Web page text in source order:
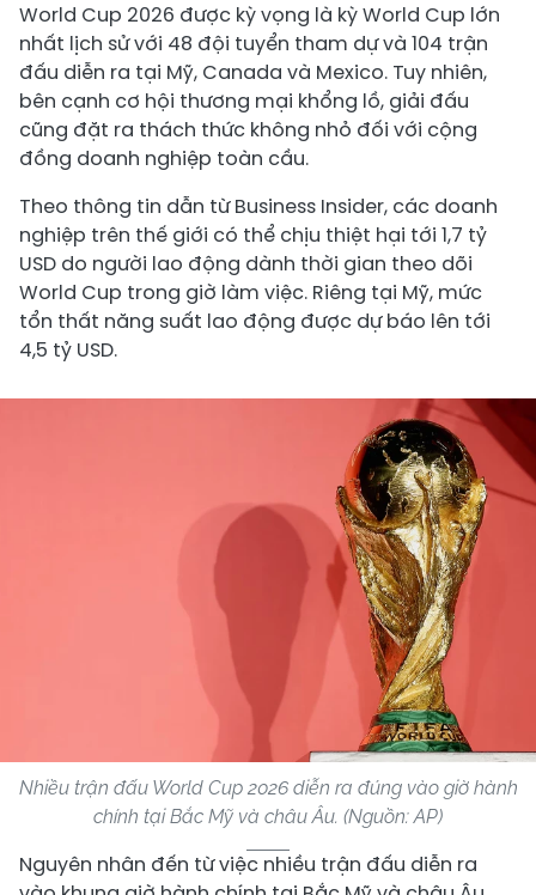
World Cup 2026 được kỳ vọng là kỳ World Cup lớn
nhất lịch sử với 48 đội tuyển tham dự và 104 trận
đấu diễn ra tại Mỹ, Canada và Mexico. Tuy nhiên,
bên cạnh cơ hội thương mại khổng lồ, giải đấu
cũng đặt ra thách thức không nhỏ đối với cộng
đồng doanh nghiệp toàn cầu.
Theo thông tin dẫn từ Business Insider, các doanh
nghiệp trên thế giới có thể chịu thiệt hại tới 1,7 tỷ
USD do người lao động dành thời gian theo dõi
World Cup trong giờ làm việc. Riêng tại Mỹ, mức
tổn thất năng suất lao động được dự báo lên tới
4,5 tỷ USD.
Nhiều trận đấu World Cup 2026 diễn ra đúng vào giờ hành
chính tại Bắc Mỹ và châu Âu. (Nguồn: AP)
Nguyên nhân đến từ việc nhiều trận đấu diễn ra